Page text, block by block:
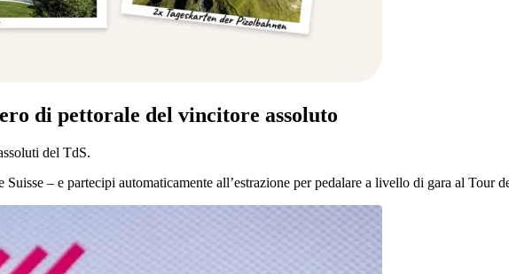
di pettorale del vincitore assoluto
del TdS.
– e partecipi automaticamente all’estrazione per pedalare a livello di gara al Tour